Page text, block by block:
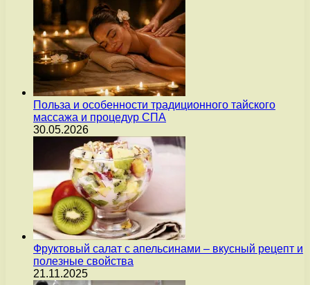
Польза и особенности традиционного тайского
массажа и процедур СПА
30.05.2026
Фруктовый салат с апельсинами – вкусный рецепт и
полезные свойства
21.11.2025